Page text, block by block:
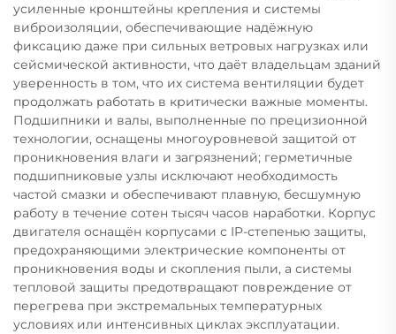
усиленные кронштейны крепления и системы
виброизоляции, обеспечивающие надёжную
фиксацию даже при сильных ветровых нагрузках или
сейсмической активности, что даёт владельцам зданий
уверенность в том, что их система вентиляции будет
продолжать работать в критически важные моменты.
Подшипники и валы, выполненные по прецизионной
технологии, оснащены многоуровневой защитой от
проникновения влаги и загрязнений; герметичные
подшипниковые узлы исключают необходимость
частой смазки и обеспечивают плавную, бесшумную
работу в течение сотен тысяч часов наработки. Корпус
двигателя оснащён корпусами с IP-степенью защиты,
предохраняющими электрические компоненты от
проникновения воды и скопления пыли, а системы
тепловой защиты предотвращают повреждение от
перегрева при экстремальных температурных
условиях или интенсивных циклах эксплуатации.